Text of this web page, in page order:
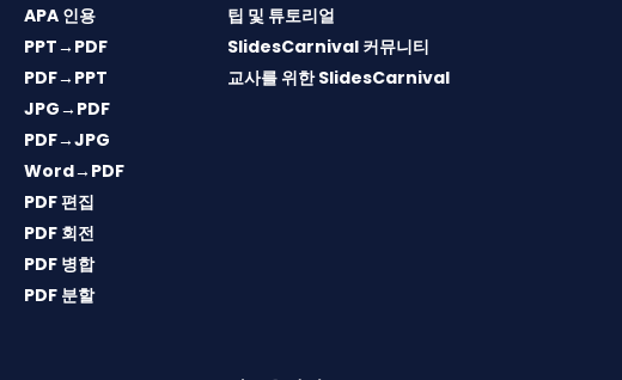
APA 인용
PPT→PDF
PDF→PPT
JPG→PDF
PDF→JPG
Word→PDF
PDF 편집
PDF 회전
PDF 병합
PDF 분할
팁 및 튜토리얼
SlidesCarnival 커뮤니티
교사를 위한 SlidesCarnival